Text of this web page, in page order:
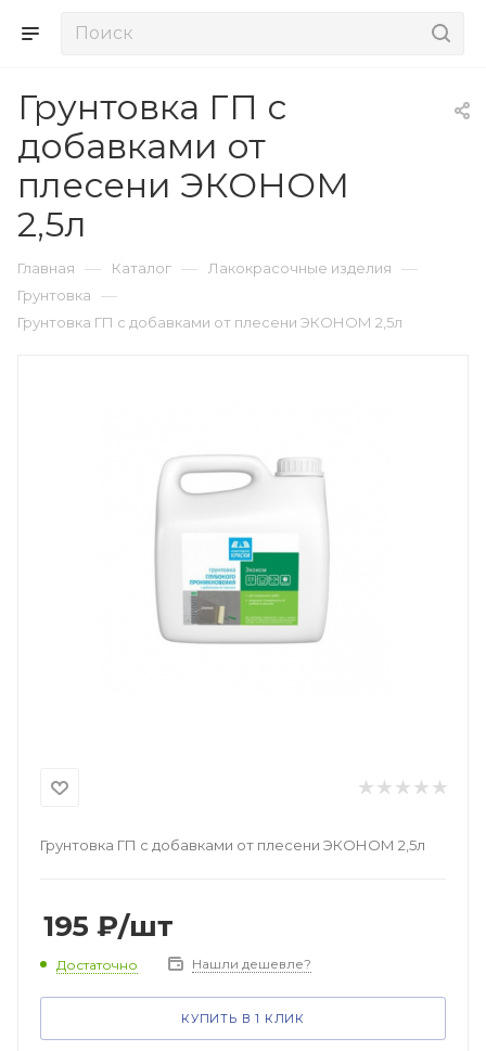
Грунтовка ГП с
добавками от
плесени ЭКОНОМ
2,5л
Главная — Каталог — Лакокрасочные изделия —
Грунтовка —
Грунтовка ГП с добавками от плесени ЭКОНОМ 2,5л
Грунтовка ГП с добавками от плесени ЭКОНОМ 2,5л
195 ₽/шт
Достаточно Нашли дешевле?
КУПИТЬ В 1 КЛИК